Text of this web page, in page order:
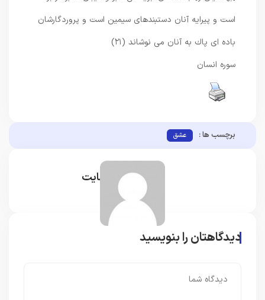
است و پيرايه آنان دستبندهاى سيمين است و پروردگارشان
باده‏ اى پاك به آنان مى ‏نوشاند (۲۱)
سوره انسان
برچسب ها : عشق
مدیر سایت
دیدگاهتان را بنویسید